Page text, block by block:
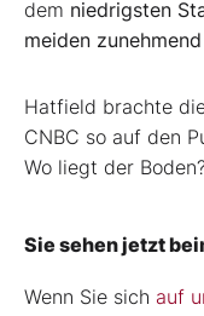
dem niedrigsten
meiden
Hatfield brachte
CNBC so auf den
Wo liegt der
Sie sehen jetzt
Wenn Sie sich auf